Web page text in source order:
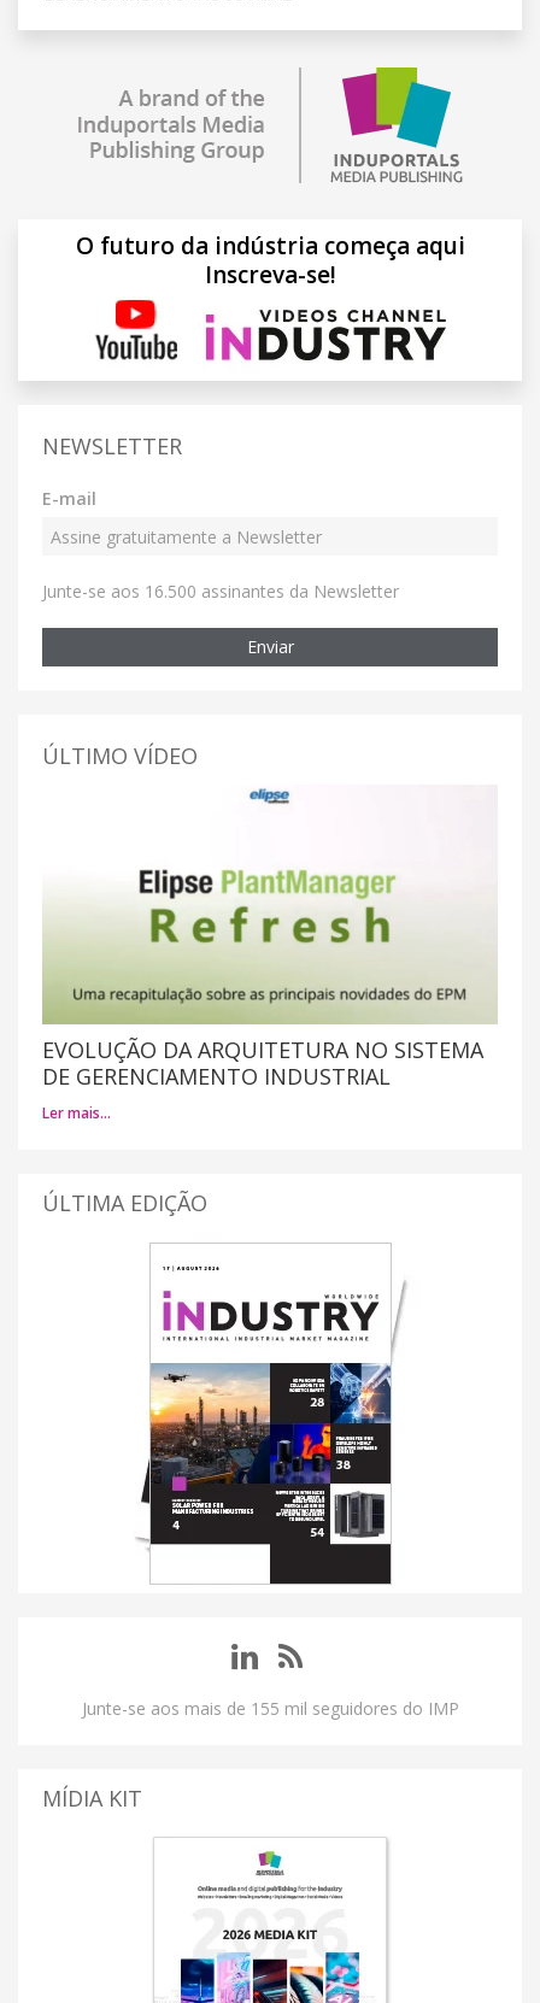
O futuro da indústria começa aqui
Inscreva-se!
NEWSLETTER
E-mail
Junte-se aos 16.500 assinantes da Newsletter
Enviar
ÚLTIMO VÍDEO
EVOLUÇÃO DA ARQUITETURA NO SISTEMA
DE GERENCIAMENTO INDUSTRIAL
Ler mais…
ÚLTIMA EDIÇÃO
Junte-se aos mais de 155 mil seguidores do IMP
MÍDIA KIT